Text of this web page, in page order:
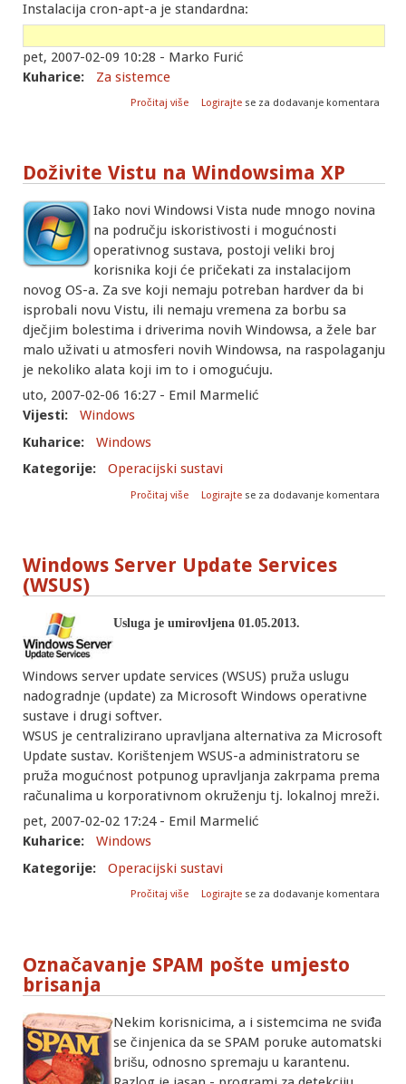
Instalacija cron-apt-a je standardna:
pet, 2007-02-09 10:28 - Marko Furić
Kuharice:
Za sistemce
Pročitaj više
o Obavještavanje administratora o novim
Logirajte se za dodavanje komentara
Doživite Vistu na Windowsima XP
Iako novi Windowsi Vista nude mnogo novina
na području iskoristivosti i mogućnosti
operativnog sustava, postoji veliki broj
korisnika koji će pričekati za instalacijom
novog OS-a. Za sve koji nemaju potreban hardver da bi
isprobali novu Vistu, ili nemaju vremena za borbu sa
dječjim bolestima i driverima novih Windowsa, a žele bar
malo uživati u atmosferi novih Windowsa, na raspolaganju
je nekoliko alata koji im to i omogućuju.
uto, 2007-02-06 16:27 - Emil Marmelić
Vijesti:
Windows
Kuharice:
Windows
Kategorije:
Operacijski sustavi
Pročitaj više o Doživite Vistu na Windowsima XP
Logirajte se za dodavanje komentara
Windows Server Update Services
(WSUS)
Usluga je umirovljena 01.05.2013.
Windows server update services (WSUS) pruža uslugu
nadogradnje (update) za Microsoft Windows operativne
sustave i drugi softver.
WSUS je centralizirano upravljana alternativa za Microsoft
Update sustav. Korištenjem WSUS-a administratoru se
pruža mogućnost potpunog upravljanja zakrpama prema
računalima u korporativnom okruženju tj. lokalnoj mreži.
pet, 2007-02-02 17:24 - Emil Marmelić
Kuharice:
Windows
Kategorije:
Operacijski sustavi
Pročitaj više o Windows Server Update Services (WSUS)
Logirajte se za dodavanje komentara
Označavanje SPAM pošte umjesto
brisanja
Nekim korisnicima, a i sistemcima ne sviđa
se činjenica da se SPAM poruke automatski
brišu, odnosno spremaju u karantenu.